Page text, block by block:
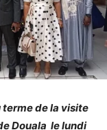
terme de la visite
Douala le lundi